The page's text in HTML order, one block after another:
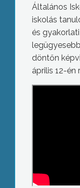
Általános
iskolás
és
döntőn
április 12-én